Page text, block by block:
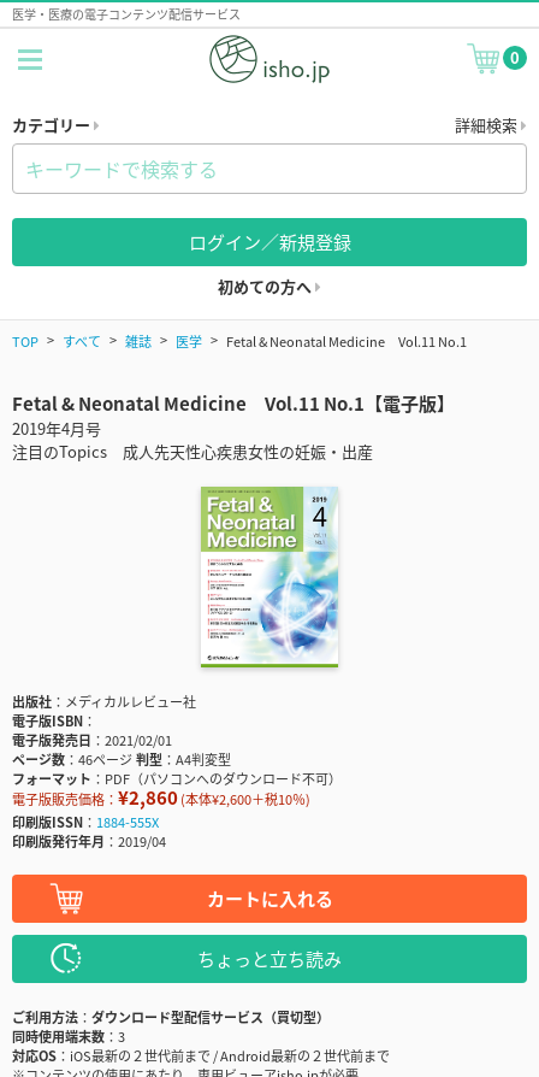
医学・医療の電子コンテンツ配信サービス
0
カテゴリー 詳細検索
ログイン／新規登録
初めての方へ
TOP すべて 雑誌 医学 Fetal & Neonatal Medicine Vol.11 No.1
Fetal & Neonatal Medicine Vol.11 No.1【電子版】
2019年4月号
注目のTopics 成人先天性心疾患女性の妊娠・出産
出版社
メディカルレビュー社
電子版ISBN
電子版発売日
2021/02/01
ページ数
46ページ判型
A4判変型
フォーマット
PDF（パソコンへのダウンロード不可）
電子版販売価格： ¥2,860(本体¥2,600＋税10％)
印刷版ISSN
1884-555X
印刷版発行年月
2019/04
カートに入れる
ちょっと立ち読み
ご利用方法
ダウンロード型配信サービス（買切型）
同時使用端末数
3
対応OS
iOS最新の２世代前まで / Android最新の２世代前まで